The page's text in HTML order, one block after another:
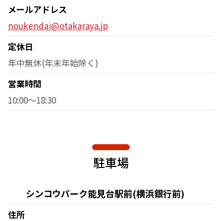
メールアドレス
noukendai@otakaraya.jp
定休日
年中無休(年末年始除く)
営業時間
10:00～18:30
駐車場
シンコウパーク能見台駅前(横浜銀行前)
住所